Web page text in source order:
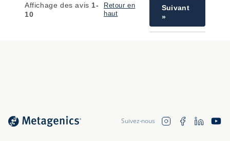
Affichage des avis 1-
10
Retour en
haut
Suivant
»
Suivez-nous InstagramFacebookTranslation